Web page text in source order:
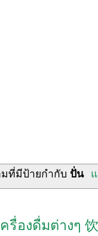
ที่มีป้ายกำกับ ปั่น
รื่องดื่มต่างๆ